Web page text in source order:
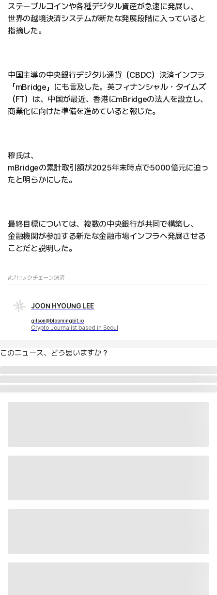
ステーブルコインや各種デジタル資産が急速に発展し、
世界の越境決済システムが新たな発展段階に入っていると
指摘した。
中国主導の中央銀行デジタル通貨（CBDC）決済インフラ
「mBridge」にも言及した。英フィナンシャル・タイムズ
（FT）は、中国が最近、香港にmBridgeの法人を設立し、
商業化に向けた準備を進めていると報じた。
穆氏は、
mBridgeの累計取引額が2025年末時点で5000億元に迫っ
たと明らかにした。
最終目標については、複数の中央銀行が共同で構築し、
金融機関が参加する新たな金融市場インフラへ発展させる
ことだと説明した。
#ブロックチェーン決済
JOON HYOUNG LEE
gilson@bloomingbit.io
Crypto Journalist based in Seoul
このニュース、どう思いますか？